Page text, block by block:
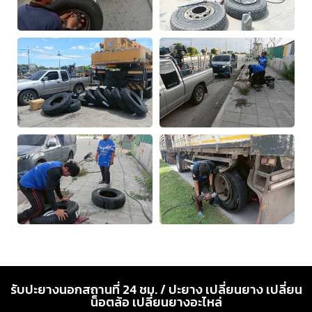
รับปะยางนอกสถานที่ 24 ชม. / ปะยาง เปลี่ยนยาง เปลี่ยน
น็อตล้อ เปลี่ยนยางอะไหล่